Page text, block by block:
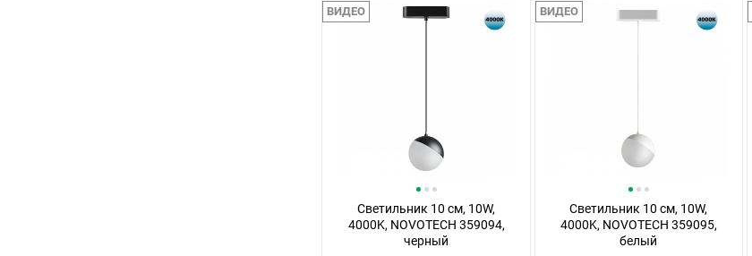
ВИДЕО
Светильник 10 см, 10W,
4000K, NOVOTECH 359094,
черный
ВИДЕО
Светильник 10 см, 10W,
4000K, NOVOTECH 359095,
белый